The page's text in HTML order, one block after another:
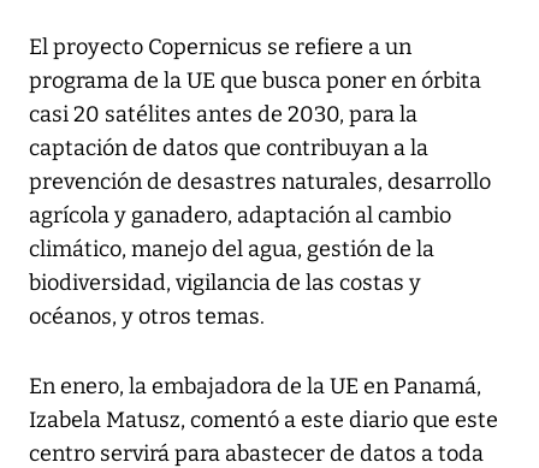
El proyecto Copernicus se refiere a un
programa de la UE que busca poner en órbita
casi 20 satélites antes de 2030, para la
captación de datos que contribuyan a la
prevención de desastres naturales, desarrollo
agrícola y ganadero, adaptación al cambio
climático, manejo del agua, gestión de la
biodiversidad, vigilancia de las costas y
océanos, y otros temas.
En enero, la embajadora de la UE en Panamá,
Izabela Matusz, comentó a este diario que este
centro servirá para abastecer de datos a toda